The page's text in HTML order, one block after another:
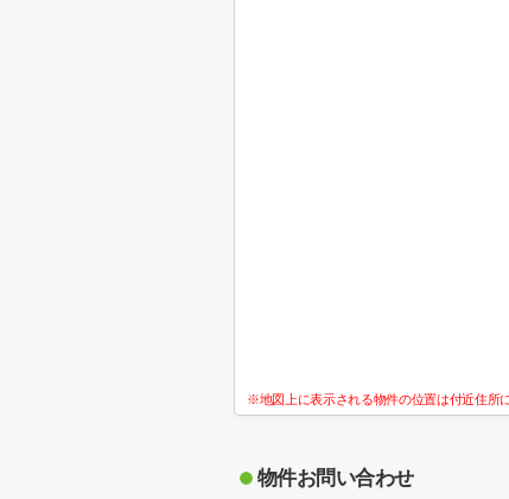
※地図上に表示される物件の位置は付近住所
物件お問い合わせ